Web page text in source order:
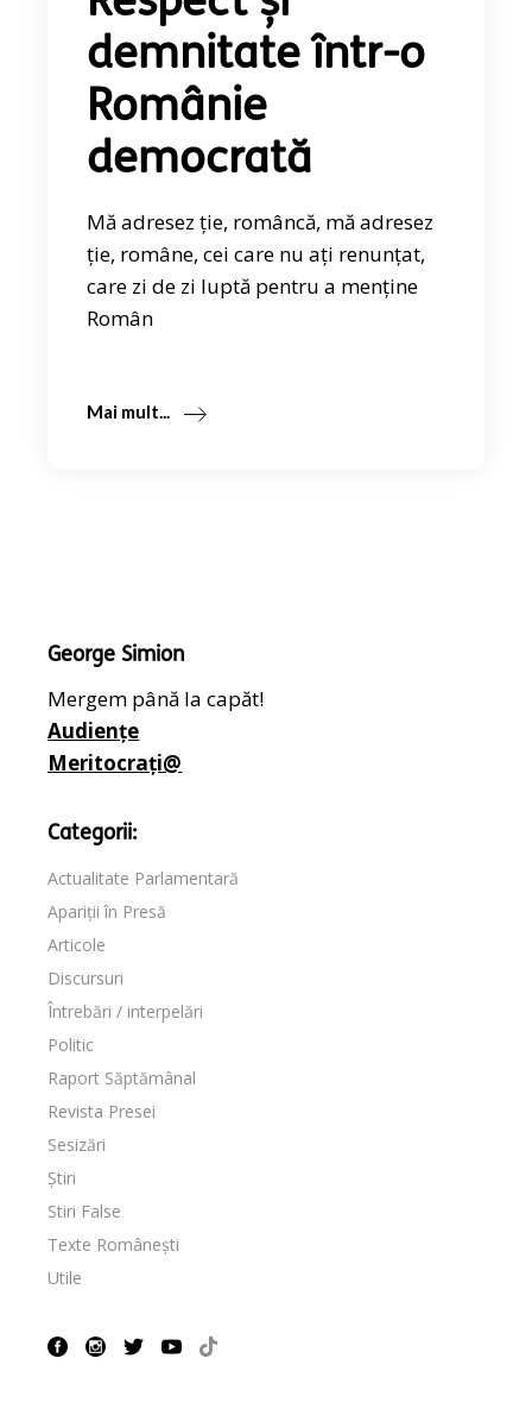
demnitate într-o
Românie
democrată
Mă adresez ție, româncă, mă adresez
ție, române, cei care nu ați renunțat,
care zi de zi luptă pentru a menține
Român
Mai mult...
George Simion
Mergem până la capăt!
Audiențe
Meritocrați@
Categorii:
Actualitate Parlamentară
Apariții în Presă
Articole
Discursuri
Întrebări / interpelări
Politic
Raport Săptămânal
Revista Presei
Sesizări
Știri
Stiri False
Texte Românești
Utile